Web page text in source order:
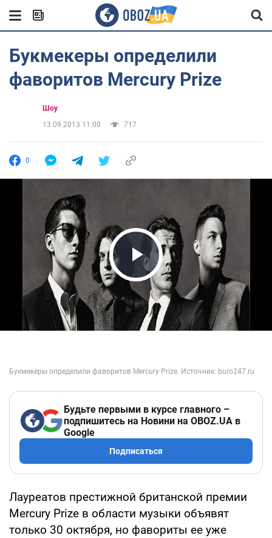
Букмекеры определили
фаворитов Mercury Prize
Шоу
13.09.2013 11:00
717
0
Play Video
Будьте первыми в курсе главного –
подпишитесь на Новини на OBOZ.UA в
Google
Подписаться
Лауреатов престижной британской премии
Mercury Prize в области музыки объявят
только 30 октября, но фавориты ее уже